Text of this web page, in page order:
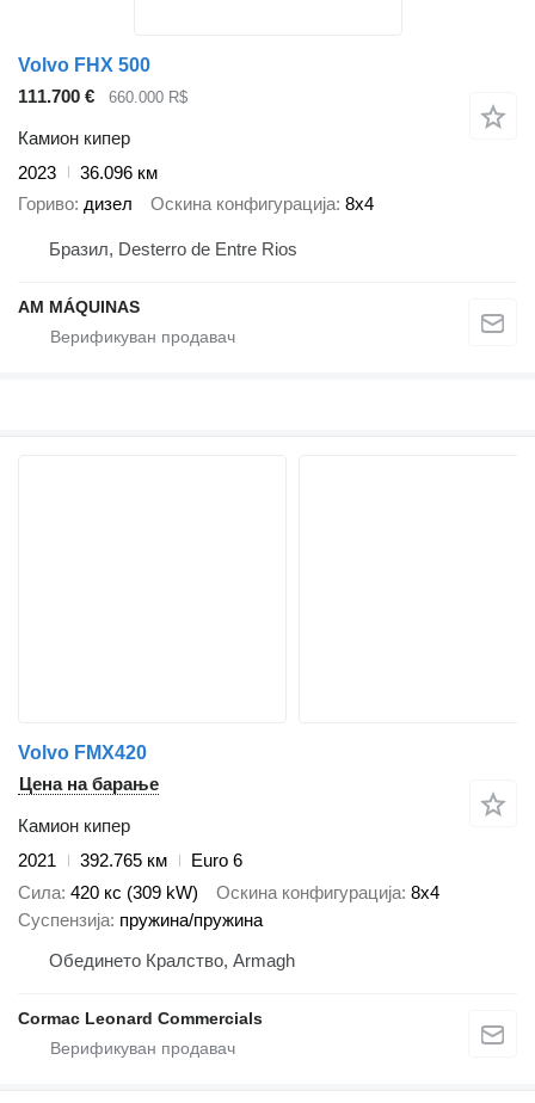
Volvo FHX 500
111.700 €
660.000 R$
Камион кипер
2023
36.096 км
Гориво дизел Оскина конфигурација 8x4
Бразил, Desterro de Entre Rios
AM MÁQUINAS
Volvo FMX420
Цена на барање
Камион кипер
2021
392.765 км
Euro 6
Сила 420 кс (309 kW) Оскина конфигурација 8x4
Суспензија пружина/пружина
Обединето Кралство, Armagh
Cormac Leonard Commercials